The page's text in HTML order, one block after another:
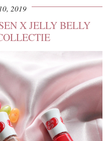
2019
X JELLY BELLY